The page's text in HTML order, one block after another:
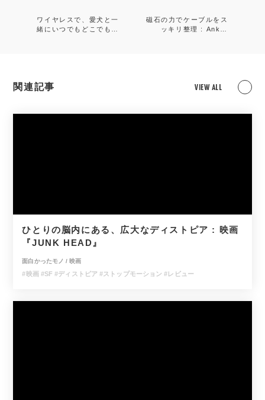
ワイヤレスで、愛犬と一
緒にいつでもどこでも好
磁石の力でケーブルをス
ッキリ整理 : Anker
関連記事 VIEW ALL
ひとりの脳内にある、広大なディストピア : 映画
『JUNK HEAD』
面白かったモノ / 映画
#映画 #SF#ディストピア#ストップモーション#レビュー